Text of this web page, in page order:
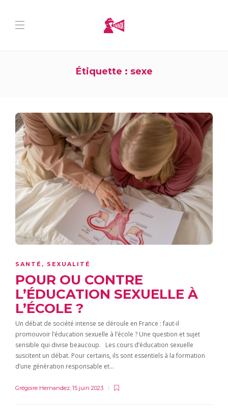
Étiquette : sexe
SANTÉ , SEXUALITÉ
POUR OU CONTRE
L’ÉDUCATION SEXUELLE À
L’ÉCOLE ?
Un débat de société intense se déroule en France : faut-il
promouvoir l’éducation sexuelle à l’école ? Une question et sujet
sensible qui divise beaucoup. Les cours d’éducation sexuelle
suscitent un débat. Pour certains, ils sont essentiels à la formation
d’une génération responsable et…
Grégoire Hernandez 15 juin 2023